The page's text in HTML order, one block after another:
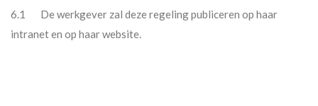
6.1 De werkgever zal deze regeling publiceren op haar
intranet en op haar website.